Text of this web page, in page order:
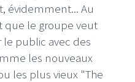
évidemment... Au
que le groupe veut
le public avec des
les nouveaux
les plus vieux "The